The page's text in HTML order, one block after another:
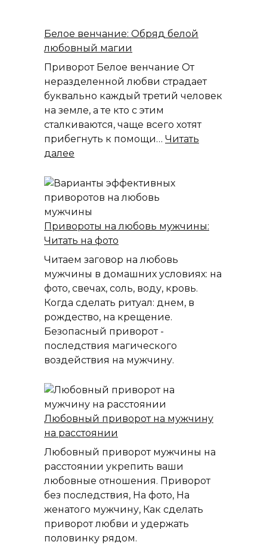
Черное
Белое венчание: Обряд белой
любовный магии
Приворот Белое венчание От
неразделенной любви страдает
буквально каждый третий человек
на земле, а те кто с этим
сталкиваются, чаще всего хотят
прибегнуть к помощи… Читать
далее
венчание:
Обряд
белой
любовный
магии
Привороты на любовь мужчины:
Читать на фото
Читаем заговор на любовь
мужчины в домашних условиях: на
фото, свечах, соль, воду, кровь.
Когда сделать ритуал: днем, в
рождество, на крещение.
Безопасный приворот -
последствия магического
воздействия на мужчину.
Любовный приворот на мужчину
на расстоянии
Любовный приворот мужчины на
расстоянии укрепить ваши
любовные отношения. Приворот
без последствия, На фото, На
женатого мужчину, Как сделать
приворот любви и удержать
половинку рядом.